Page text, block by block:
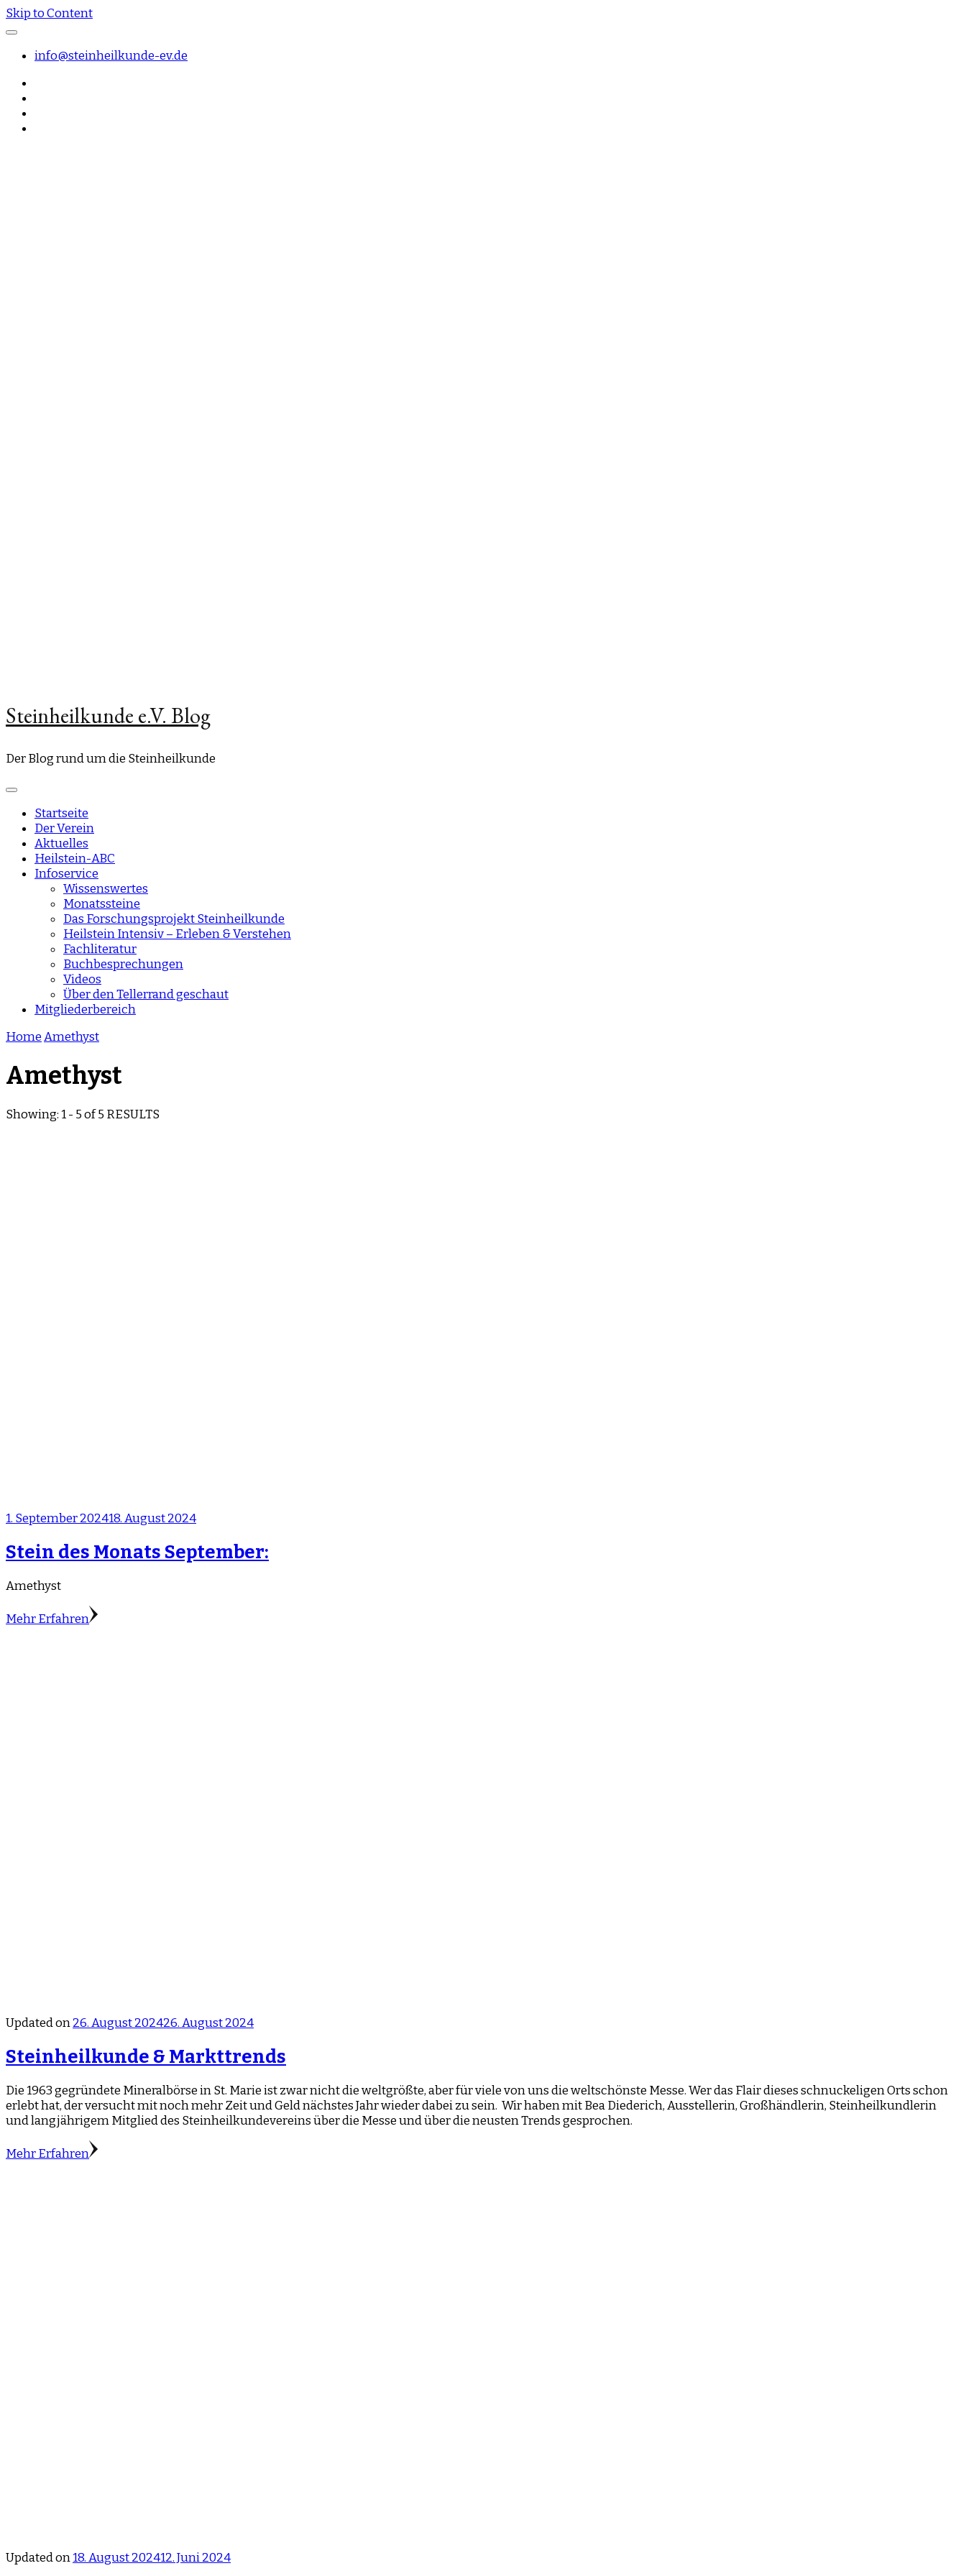
Skip to Content
info@steinheilkunde-ev.de
Steinheilkunde e.V. Blog
Der Blog rund um die Steinheilkunde
Startseite
Der Verein
Aktuelles
Heilstein-ABC
Infoservice
Wissenswertes
Monatssteine
Das Forschungsprojekt Steinheilkunde
Heilstein Intensiv – Erleben & Verstehen
Fachliteratur
Buchbesprechungen
Videos
Über den Tellerrand geschaut
Mitgliederbereich
HomeAmethyst
Amethyst
Showing: 1 - 5 of 5 RESULTS
1. September 202418. August 2024
Stein des Monats September:
Amethyst
Mehr Erfahren
Updated on26. August 202426. August 2024
Steinheilkunde & Markttrends
Die 1963 gegründete Mineralbörse in St. Marie ist zwar nicht die weltgrößte, aber für viele von uns die weltschönste Messe. Wer das Flair dieses schnuckeligen Orts schon
erlebt hat, der versucht mit noch mehr Zeit und Geld nächstes Jahr wieder dabei zu sein. Wir haben mit Bea Diederich, Ausstellerin, Großhändlerin, Steinheilkundlerin
und langjährigem Mitglied des Steinheilkundevereins über die Messe und über die neusten Trends gesprochen.
Mehr Erfahren
Updated on18. August 202412. Juni 2024